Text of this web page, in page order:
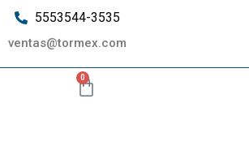
5553544-3535
ventas@tormex.com
0